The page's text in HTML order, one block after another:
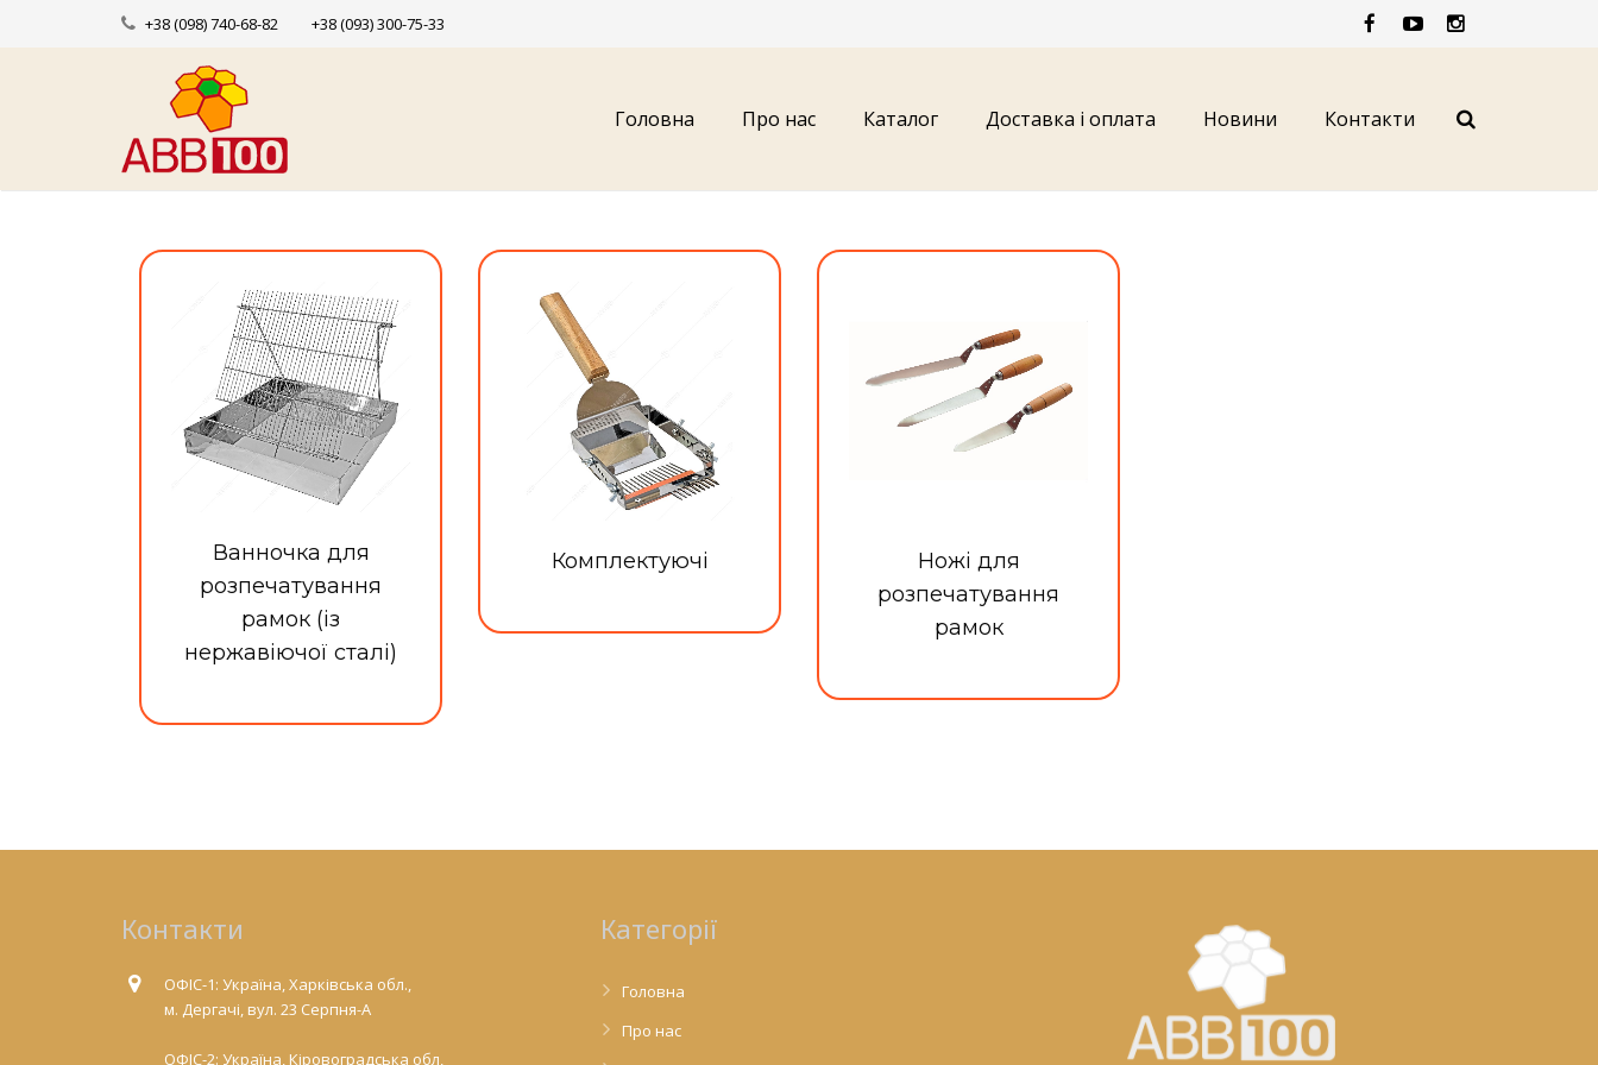
+38 (098) 740-68-82 +38 (093) 300-75-33
Головна Про нас Каталог Доставка і оплата Новини Контакти
Ванночка для
розпечатування
рамок (із
нержавіючої сталі)
Комплектуючі
Ножі для
розпечатування
рамок
Контакти
ОФІС-1: Україна, Харківська обл.,
м. Дергачі, вул. 23 Серпня-А
ОФІС-2: Україна, Кіровоградська обл,
Категорії
Головна
Про нас